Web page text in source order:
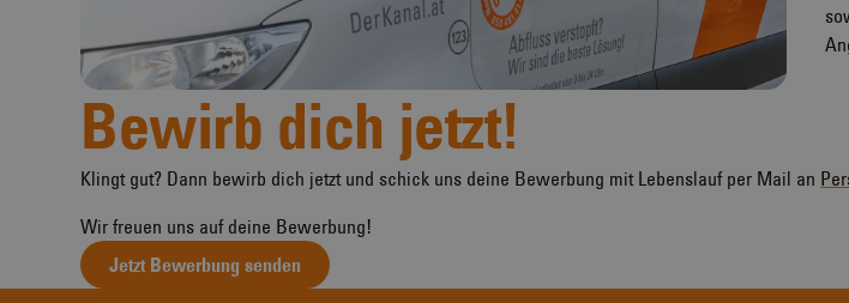
Bewirb dich jetzt!
Klingt gut? Dann bewirb dich jetzt und schick uns deine Bewerbung mit Lebenslauf per Mail an
Wir freuen uns auf deine Bewerbung!
Jetzt Bewerbung senden